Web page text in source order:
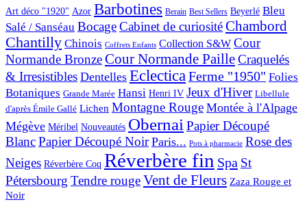
Art déco "1920" Azor Barbotines Berain Best Sellers Beyerlé Bleu
Salé / Sanséau BocageCabinet de curiositéChambord
Chantilly Chinois Coffrets Enfants Collection S&W Cour
Normande BronzeCour Normande PailleCraquelés
& Irresistibles Dentelles EclecticaFerme "1950" Folies
Botaniques Grande Marée Hansi Henri IV Jeux d'Hiver Libellule
d'après Émile Gallé Lichen Montagne Rouge Montée à l'Alpage
Mégève Méribel Nouveautés ObernaiPapier Découpé
BlancPapier Découpé Noir Paris... Pots à pharmacie Rose des
Neiges Réverbère Coq Réverbère fin Spa St
Pétersbourg Tendre rougeVent de Fleurs Zaza Rouge et
Noir